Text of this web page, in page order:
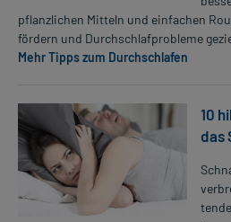
pflanzlichen Mitteln und einfachen
fördern und Durchschlafprobleme
Mehr Tipps zum Durchschlafen
10
das